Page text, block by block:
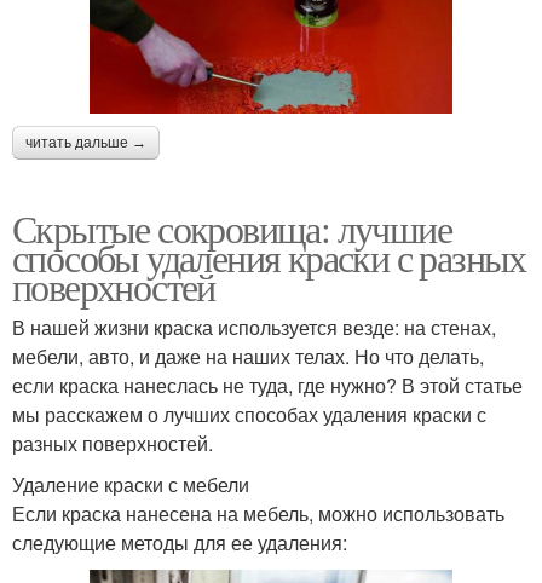
читать дальше →
Скрытые сокровища: лучшие
способы удаления краски с разных
поверхностей
В нашей жизни краска используется везде: на стенах,
мебели, авто, и даже на наших телах. Но что делать,
если краска нанеслась не туда, где нужно? В этой статье
мы расскажем о лучших способах удаления краски с
разных поверхностей.
Удаление краски с мебели
Если краска нанесена на мебель, можно использовать
следующие методы для ее удаления: